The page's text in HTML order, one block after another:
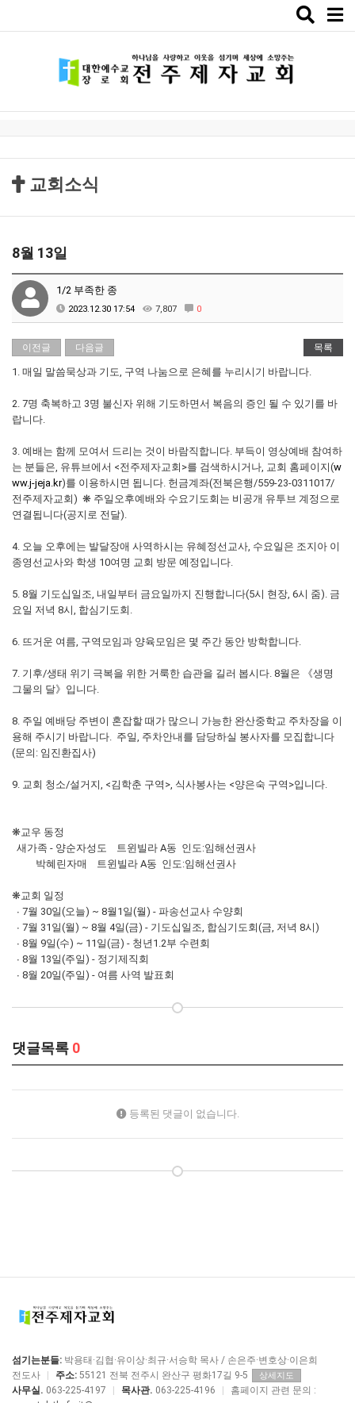
Toggle
교회소식
8월 13일
1/2 부족한 종
2023.12.30 17:54 7,807 0
이전글 다음글 목록
1. 매일 말씀묵상과 기도, 구역 나눔으로 은혜를 누리시기 바랍니다.
2. 7명 축복하고 3명 불신자 위해 기도하면서 복음의 증인 될 수 있기를 바
랍니다.
3. 예배는 함께 모여서 드리는 것이 바람직합니다. 부득이 영상예배 참여하
는 분들은, 유튜브에서 <전주제자교회>를 검색하시거나, 교회 홈페이지(w
ww.j-jeja.kr)를 이용하시면 됩니다. 헌금계좌(전북은행/559-23-0311017/
전주제자교회) ❋ 주일오후예배와 수요기도회는 비공개 유투브 계정으로
연결됩니다(공지로 전달).
4. 오늘 오후에는 발달장애 사역하시는 유혜정선교사, 수요일은 조지아 이
종영선교사와 학생 10여명 교회 방문 예정입니다.
5. 8월 기도십일조, 내일부터 금요일까지 진행합니다(5시 현장, 6시 줌). 금
요일 저녁 8시, 합심기도회.
6. 뜨거운 여름, 구역모임과 양육모임은 몇 주간 동안 방학합니다.
7. 기후/생태 위기 극복을 위한 거룩한 습관을 길러 봅시다. 8월은 《생명
그물의 달》입니다.
8. 주일 예배당 주변이 혼잡할 때가 많으니 가능한 완산중학교 주차장을 이
용해 주시기 바랍니다. 주일, 주차안내를 담당하실 봉사자를 모집합니다
(문의: 임진환집사)
9. 교회 청소/설거지, <김학춘 구역>, 식사봉사는 <양은숙 구역>입니다.
❋교우 동정
새가족 - 양순자성도 트윈빌라 A동 인도:임해선권사
박혜린자매 트윈빌라 A동 인도:임해선권사
❋교회 일정
∙ 7월 30일(오늘) ~ 8월1일(월) - 파송선교사 수양회
∙ 7월 31일(월) ~ 8월 4일(금) - 기도십일조, 합심기도회(금, 저녁 8시)
∙ 8월 9일(수) ~ 11일(금) - 청년1.2부 수련회
∙ 8월 13일(주일) - 정기제직회
∙ 8월 20일(주일) - 여름 사역 발표회
댓글목록 0
등록된 댓글이 없습니다.
섬기는분들: 박용태·김협·유이상·최규·서승학 목사 / 손은주·변호상·이은희
전도사
주소: 55121 전북 전주시 완산구 평화17길 9-5 상세지도
사무실. 063-225-4197 목사관. 063-225-4196
홈페이지 관련 문의 :
manstolethefruit@me.com